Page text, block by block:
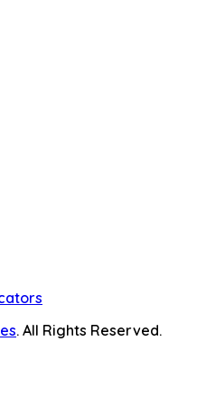
. All Rights Reserved.